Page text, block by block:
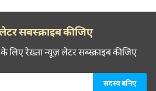
सबस्क्राइब कीजिए
के लिए रेख़्ता न्यूज़ लेटर सब्स्क्राइब कीजिए